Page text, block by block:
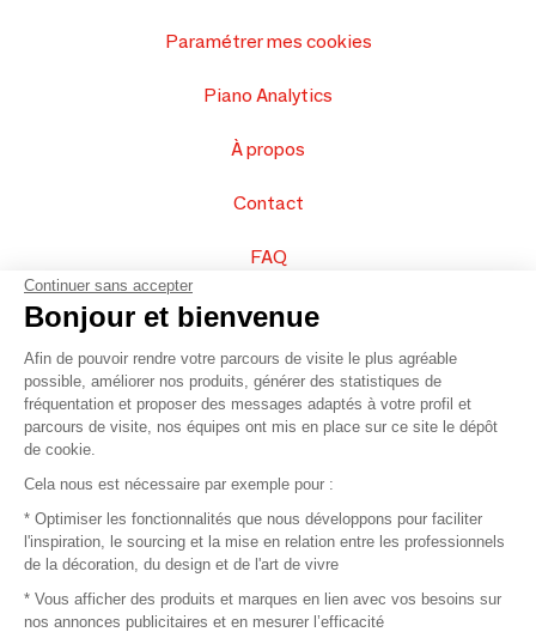
Paramétrer mes cookies
Piano Analytics
À propos
Contact
FAQ
Vendez vos produits
Plan du site
© 2016 –Organisation SAFI
Recrutement
Continuer sans accepter
Bonjour et bienvenue
Afin de pouvoir rendre votre parcours de visite le plus agréable
possible, améliorer nos produits, générer des statistiques de
fréquentation et proposer des messages adaptés à votre profil et
parcours de visite, nos équipes ont mis en place sur ce site le dépôt
de cookie.
Cela nous est nécessaire par exemple pour :
* Optimiser les fonctionnalités que nous développons pour faciliter
l'inspiration, le sourcing et la mise en relation entre les professionnels
de la décoration, du design et de l'art de vivre
* Vous afficher des produits et marques en lien avec vos besoins sur
nos annonces publicitaires et en mesurer l’efficacité